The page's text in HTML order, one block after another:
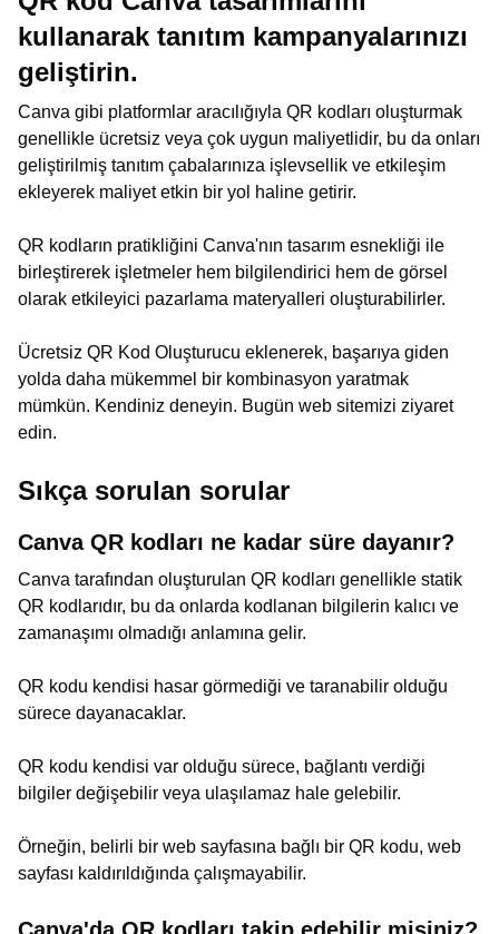
kullanarak tanıtım kampanyalarınızı
geliştirin.
Canva gibi platformlar aracılığıyla QR kodları oluşturmak
genellikle ücretsiz veya çok uygun maliyetlidir, bu da onları
geliştirilmiş tanıtım çabalarınıza işlevsellik ve etkileşim
ekleyerek maliyet etkin bir yol haline getirir.
QR kodların pratikliğini Canva'nın tasarım esnekliği ile
birleştirerek işletmeler hem bilgilendirici hem de görsel
olarak etkileyici pazarlama materyalleri oluşturabilirler.
Ücretsiz QR Kod Oluşturucu eklenerek, başarıya giden
yolda daha mükemmel bir kombinasyon yaratmak
mümkün. Kendiniz deneyin. Bugün web sitemizi ziyaret
edin.
Sıkça sorulan sorular
Canva QR kodları ne kadar süre dayanır?
Canva tarafından oluşturulan QR kodları genellikle statik
QR kodlarıdır, bu da onlarda kodlanan bilgilerin kalıcı ve
zamanaşımı olmadığı anlamına gelir.
QR kodu kendisi hasar görmediği ve taranabilir olduğu
sürece dayanacaklar.
QR kodu kendisi var olduğu sürece, bağlantı verdiği
bilgiler değişebilir veya ulaşılamaz hale gelebilir.
Örneğin, belirli bir web sayfasına bağlı bir QR kodu, web
sayfası kaldırıldığında çalışmayabilir.